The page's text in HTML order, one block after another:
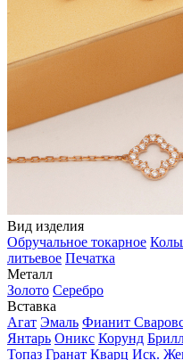
Вид изделия
Обручальное токарное
литьевое Печатка
Металл
Золото Серебро
Вставка
Агат Эмаль Фианит
Янтарь Оникс Корунд
Топаз Гранат Кварц Иск.